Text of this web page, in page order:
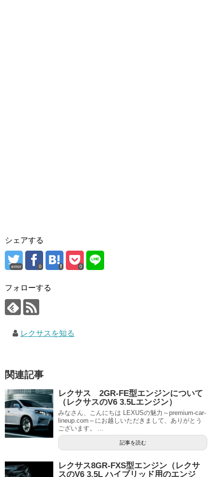
シェアする
error 0 0
フォローする
レクサスを知る
関連記事
レクサス 2GR-FE型エンジンについて
（レクサスのV6 3.5Lエンジン）
みなさん、こんにちは LEXUSの魅力～premium-car-
lineup.com～にお越しいただきまして、ありがとう
ございます。 ...
記事を読む
レクサス8GR-FXS型エンジン（レクサ
スのV6 3.5L ハイブリッド用のエンジ